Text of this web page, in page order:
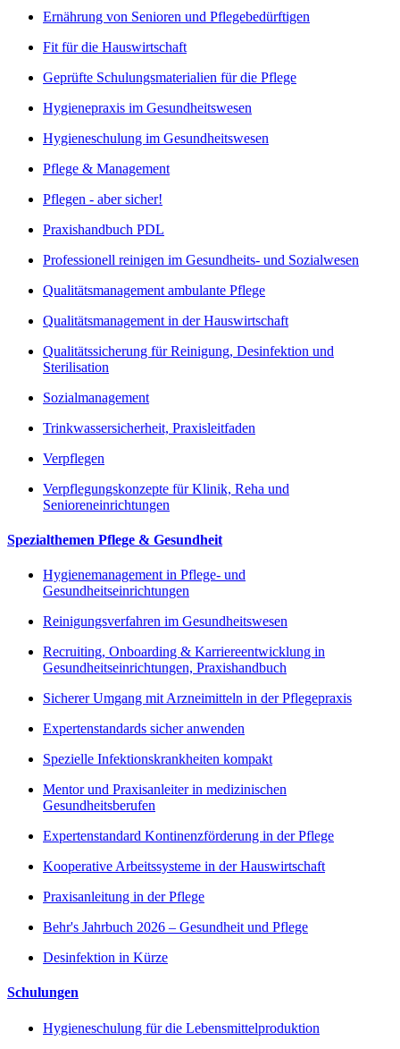
Ernährung von Senioren und Pflegebedürftigen
Fit für die Hauswirtschaft
Geprüfte Schulungsmaterialien für die Pflege
Hygienepraxis im Gesundheitswesen
Hygieneschulung im Gesundheitswesen
Pflege & Management
Pflegen - aber sicher!
Praxishandbuch PDL
Professionell reinigen im Gesundheits- und Sozialwesen
Qualitätsmanagement ambulante Pflege
Qualitätsmanagement in der Hauswirtschaft
Qualitätssicherung für Reinigung, Desinfektion und
Sterilisation
Sozialmanagement
Trinkwassersicherheit, Praxisleitfaden
Verpflegen
Verpflegungskonzepte für Klinik, Reha und
Senioreneinrichtungen
Spezialthemen Pflege & Gesundheit
Hygienemanagement in Pflege- und
Gesundheitseinrichtungen
Reinigungsverfahren im Gesundheitswesen
Recruiting, Onboarding & Karriereentwicklung in
Gesundheitseinrichtungen, Praxishandbuch
Sicherer Umgang mit Arzneimitteln in der Pflegepraxis
Expertenstandards sicher anwenden
Spezielle Infektionskrankheiten kompakt
Mentor und Praxisanleiter in medizinischen
Gesundheitsberufen
Expertenstandard Kontinenzförderung in der Pflege
Kooperative Arbeitssysteme in der Hauswirtschaft
Praxisanleitung in der Pflege
Behr's Jahrbuch 2026 – Gesundheit und Pflege
Desinfektion in Kürze
Schulungen
Hygieneschulung für die Lebensmittelproduktion